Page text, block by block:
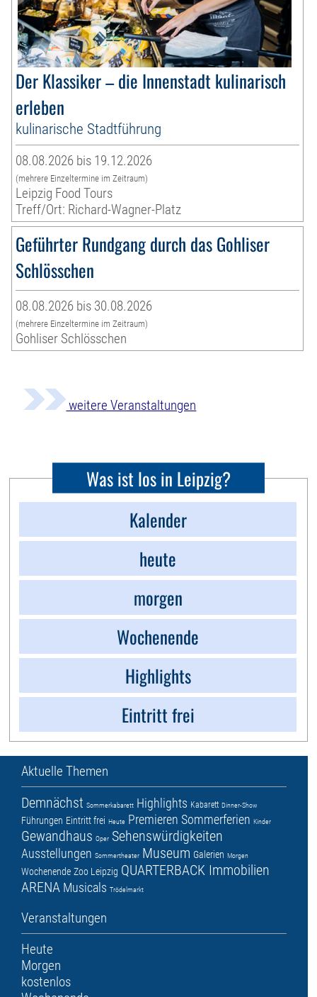
Der Klassiker – die Innenstadt kulinarisch
erleben
kulinarische Stadtführung
08.08.2026 bis 19.12.2026
(mehrere Einzeltermine im Zeitraum)
Leipzig Food Tours
Treff/Ort: Richard-Wagner-Platz
Geführter Rundgang durch das Gohliser
Schlösschen
08.08.2026 bis 30.08.2026
(mehrere Einzeltermine im Zeitraum)
Gohliser Schlösschen
weitere Veranstaltungen
Was ist los in Leipzig?
Kalender
heute
morgen
Wochenende
Highlights
Eintritt frei
Aktuelle Themen
Demnächst Sommerkabarett Highlights Kabarett Dinner-Show
Führungen Eintritt frei Heute Premieren Sommerferien Kinder
Gewandhaus Oper Sehenswürdigkeiten
Ausstellungen Sommertheater Museum Galerien Morgen
Wochenende Zoo Leipzig QUARTERBACK Immobilien
ARENA Musicals Trödelmarkt
Veranstaltungen
Heute
Morgen
kostenlos